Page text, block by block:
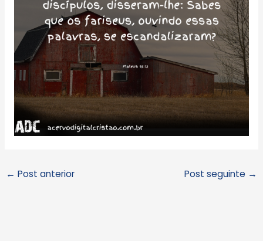
← Post anterior Post seguinte →